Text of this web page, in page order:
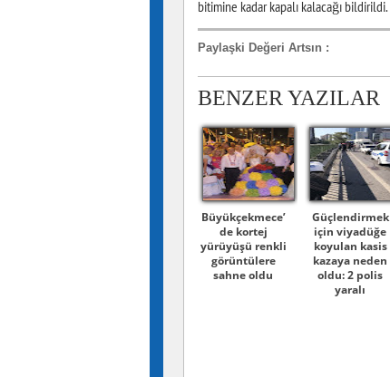
bitimine kadar kapalı kalacağı bildirildi.
Paylaşki Değeri Artsın :
BENZER YAZILAR
Büyükçekmece’
de kortej
yürüyüşü renkli
görüntülere
sahne oldu
Güçlendirmek
için viyadüğe
koyulan kasis
kazaya neden
oldu: 2 polis
yaralı